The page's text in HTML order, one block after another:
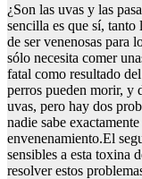
¿Son las uvas y las
sencilla es que sí, tanto
de ser venenosas para
sólo necesita comer
fatal como resultado
perros pueden morir, y
uvas, pero hay dos
nadie sabe
envenenamiento.El
sensibles a esta toxina
resolver estos